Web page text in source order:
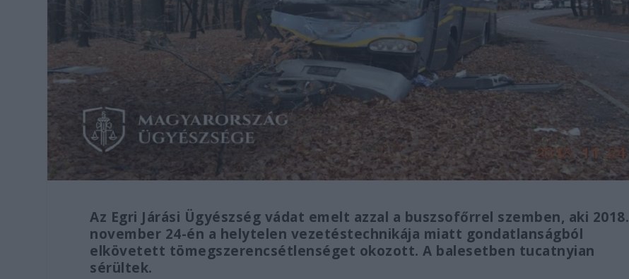
Az Egri Járási Ügyészség vádat emelt azzal a buszsofőrrel szemben, aki 2018.
november 24-én a helytelen vezetéstechnikája miatt gondatlanságból
elkövetett tömegszerencsétlenséget okozott. A balesetben tucatnyian
sérültek.